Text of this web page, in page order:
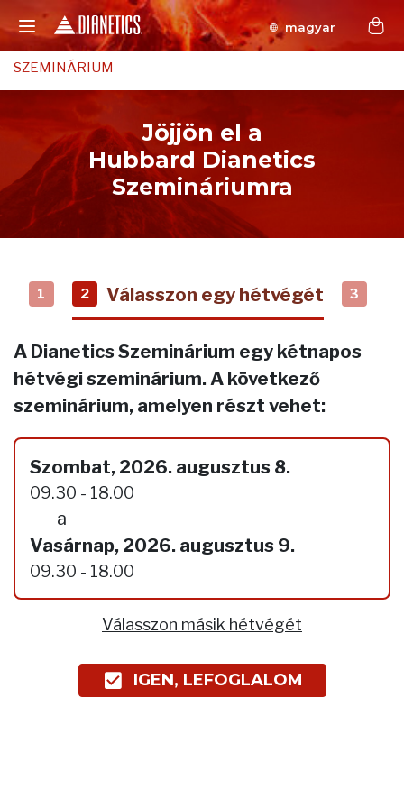
magyar
SZEMINÁRIUM
Jöjjön el a
Hubbard Dianetics
Szemináriumra
1 2 Válasszon egy hétvégét 3
A Dianetics Szeminárium egy kétnapos
hétvégi szeminárium. A következő
szeminárium, amelyen részt vehet:
Szombat, 2026. augusztus 8.
09.30 - 18.00
a
Vasárnap, 2026. augusztus 9.
09.30 - 18.00
Válasszon másik hétvégét
IGEN, LEFOGLALOM